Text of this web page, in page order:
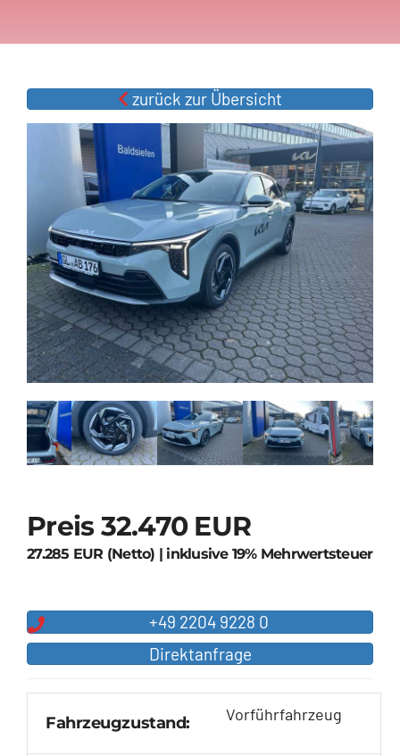
zurück zur Übersicht
Preis 32.470 EUR
27.285 EUR (Netto) | inklusive 19% Mehrwertsteuer
+49 2204 9228 0
Direktanfrage
Fahrzeugzustand: Vorführfahrzeug